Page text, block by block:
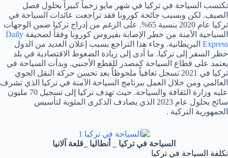
تكتسب السياحة في تركيا في شهر مايو زخماً كبيراً بحلول فصل
الصيف. لكن وبسبب جائحة كورونا فقد تراجعت عائدات السياحة في
تركيا عام 2020 بنسبة 65%. على الرغم من إدراج تركيا ضمن الوجهات
السياحية الآمنة من خطر الإصابة بفيروس كورونا وفقاً لصحيفة Daily
Express البريطانية. وجاء هذا التراجع بسبب إعلان العديد من الدول
حظر السفر إلى تركيا. ما أدى إلى زيادة الضغوط الاقتصادية في بلد
يعتمد على قطاع السياحة كمصدر للقطع الأجنبي. وبدأت السياحة في
تركيا في 2021 تسجل تعافياً ملحوظاً بعد تحسن حركة النقل الجوي
العالمي ومن خلال العمل ببرنامج السياحة الآمنة في تركيا الذي تشرف
عليه وزارة الثقافة والسياحة. حيث تهدف تركيا إلى تسجيل 70 مليون
سائح بحلول عام 2023 الذي يصادف الذكرى المئوية لتأسيس
الجمهورية التركية .
السياحة في تركيا _ أنطاليا _قلعة آلانيا
تكلفة السياحة في تركيا